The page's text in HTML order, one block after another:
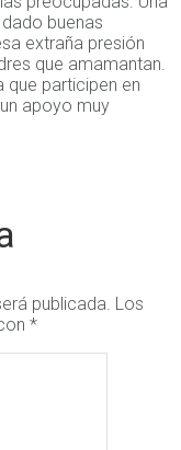
buenas
extraña presión
que amamantan.
que participen en
apoyo muy
publicada. Los
*